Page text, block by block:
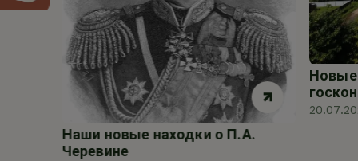
Наши новые находки о П.А.
Черевине
Новые